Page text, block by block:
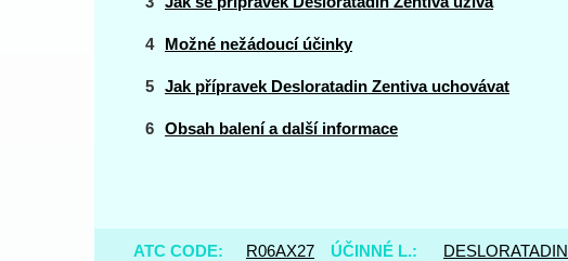
Možné nežádoucí účinky
Jak přípravek Desloratadin Zentiva uchovávat
Obsah balení a další informace
ATC CODE: R06AX27 ÚČINNÉ L.: DESLORATADIN